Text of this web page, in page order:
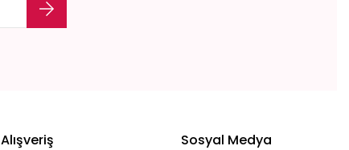
Alışveriş Sosyal Medya